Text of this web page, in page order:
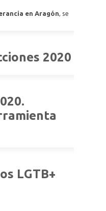
en Aragón, se
2020
LGTB+